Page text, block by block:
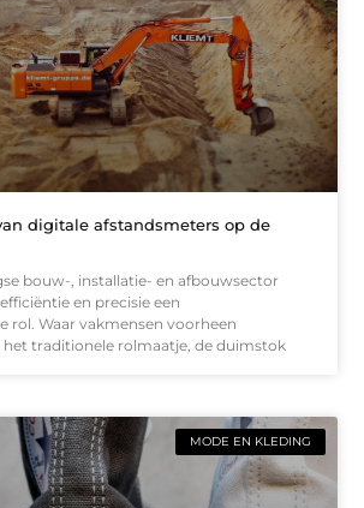
digitale afstandsmeters op de
bouw-, installatie- en afbouwsector
en precisie een
rol. Waar vakmensen voorheen
traditionele rolmaatje, de duimstok
MODE EN KLEDING